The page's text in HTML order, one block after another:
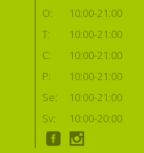
O:
10:00-21:00
T:
10:00-21:00
C:
10:00-21:00
P:
10:00-21:00
Se:
10:00-21:00
Sv:
10:00-20:00